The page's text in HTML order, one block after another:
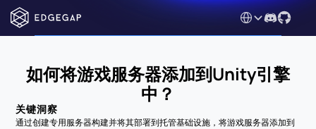
Select Language
如何将游戏服务器添加到Unity引擎
中？
关键洞察
通过创建专用服务器构建并将其部署到托管基础设施，将游戏服务器添加到